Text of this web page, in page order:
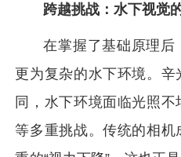
跨越挑战：水下视觉
在掌握了基础原理后
更为复杂的水下环境。
同，水下环境面临光照
等多重挑战。传统的相